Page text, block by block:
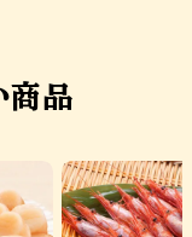
商品